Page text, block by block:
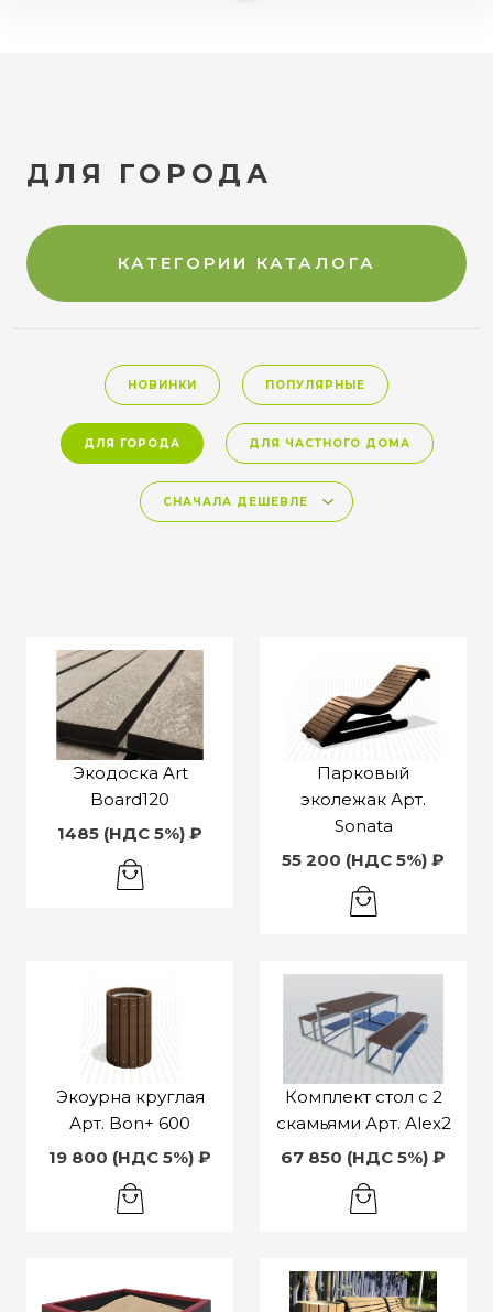
ДЛЯ ГОРОДА
КАТЕГОРИИ КАТАЛОГА
НОВИНКИ ПОПУЛЯРНЫЕ
ДЛЯ ГОРОДА ДЛЯ ЧАСТНОГО ДОМА
Экодоска Art
Board120
1485 (НДС 5%) ₽
Парковый
эколежак Арт.
Sonata
55 200 (НДС 5%) ₽
Экоурна круглая
Арт. Bon+ 600
19 800 (НДС 5%) ₽
Комплект стол с 2
скамьями Арт. Аlex2
67 850 (НДС 5%) ₽